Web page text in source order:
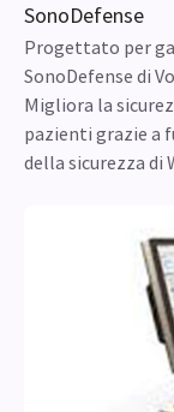
SonoDefense
Progettato per
SonoDefense di
Migliora la
pazienti grazie a
della sicurezza di